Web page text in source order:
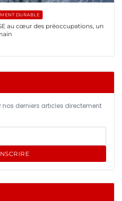
DURABLE
au cœur des préoccupations, un
derniers articles directement